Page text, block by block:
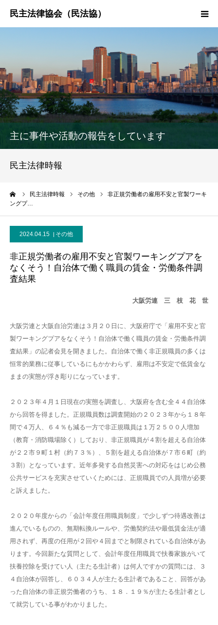
主に事件や活動の報告をしています
民主法律時報
民主法律時報 その他
非正規労働者の雇用不安と官製ワーキ
ングプ…
2024.04.15 その他
非正規労働者の雇用不安と官製ワーキングプアを
なくそう！自治体で働く職員の賃金・労働条件調
査結果
大阪労連 三 枝 花 世
大阪労連と大阪自治労連は３月２０日に、大阪府庁で「雇用不安と官
製ワーキングプアをなくそう！自治体で働く職員の賃金・労働条件調
査結果」の記者会見を開きました。自治体で働く非正規職員の多くは
恒常的業務に従事しているにもかかわらず、雇用は不安定で低賃金な
ままの実態が浮き彫りになっています。
２０２３年４月１日現在の実態を調査し、大阪府を含む全４４自治体
から回答を得ました。正規職員数は調査開始の２０２３年から１８年
間で４万人、６４％も減る一方で非正規職員は１万２５００人増加
（教育・消防職場除く）しており、非正規職員が４割を超える自治体
が２２市９町１村（約７３％）、５割を超える自治体が７市６町（約
３割）となっています。近年多発する自然災害への対応をはじめ公務
公共サービスを充実させていくためには、正規職員での人員増が必要
と訴えました。
２０２０年度からの「会計年度任用職員制度」で少しずつ待遇改善は
進んでいるものの、無期転換ルールや、労働契約法や最低賃金法が適
用されず、再度の任用が２回や４回までと制限されている自治体があ
ります。今回新たな質問として、会計年度任用職員で扶養家族がいて
扶養控除を受けてい人（主たる生計者）は何人ですかの質問には、３
４自治体が回答し、６０３４人が主たる生計者であること、回答があ
った自治体の非正規労働者のうち、１８．１９％が主たる生計者とし
て就労している事がわかりました。
民法協とは
民主法律時報
決議・声明・意見書